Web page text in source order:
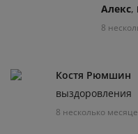
Алекс,
8
Костя Рюмшин
выздоровления
8 несколько